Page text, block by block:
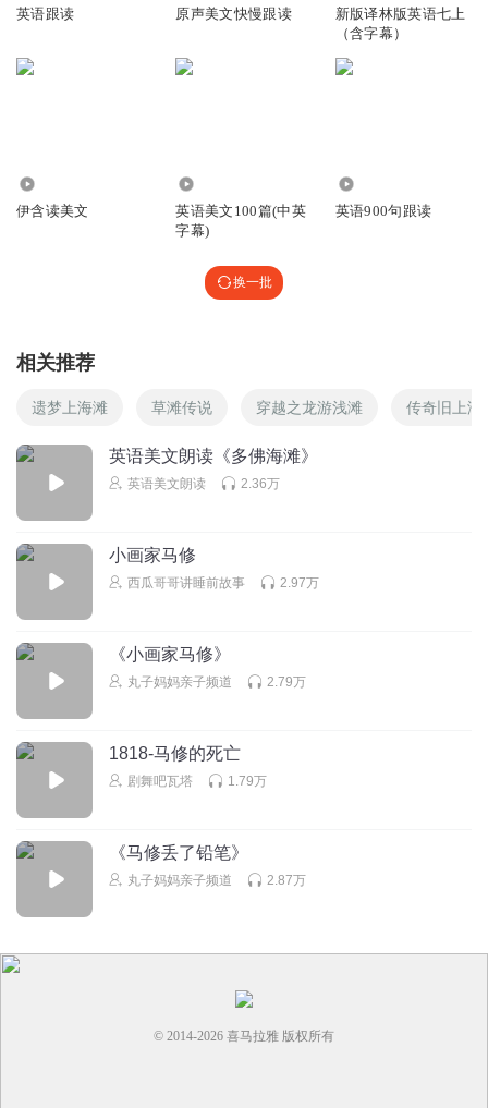
And naked shingles of the world.
黑暗和裸露的沙滩。
因为眼前的世界，
To lie before us like a land of dreams,
So various, so beautiful, so new,
Hath really neither joy, nor love, nor light,
Nor certitude, nor peace, nor help for pain;
无信、无宁、无助；
And we are here as on a darkling plain
我们身处黑暗的荒原，
Swept with confused alarms of struggle and flight,
已被无知军队混战中的
Where ignorant armies clash by night.
挣扎和逃遁所淹没。
英语跟读 原声美文快慢跟读
新版译林版英语七上
（含字幕）
伊含读美文
英语美文100篇(中英
字幕)
英语900句跟读
换一批
相关推荐
遗梦上海滩 草滩传说 穿越之龙游浅滩 传奇旧上海
英语美文朗读《多佛海滩》
英语美文朗读 2.36万
小画家马修
西瓜哥哥讲睡前故事 2.97万
《小画家马修》
丸子妈妈亲子频道 2.79万
1818-马修的死亡
剧舞吧瓦塔 1.79万
《马修丢了铅笔》
丸子妈妈亲子频道 2.87万
© 2014-2026 喜马拉雅 版权所有